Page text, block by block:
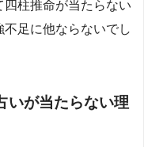
四柱推命が当たらない
足に他ならないでし
いが当たらない理